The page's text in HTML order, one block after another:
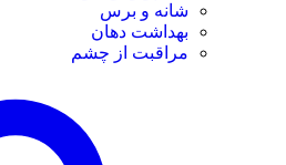
شانه و برس
بهداشت دهان
مراقبت از چشم